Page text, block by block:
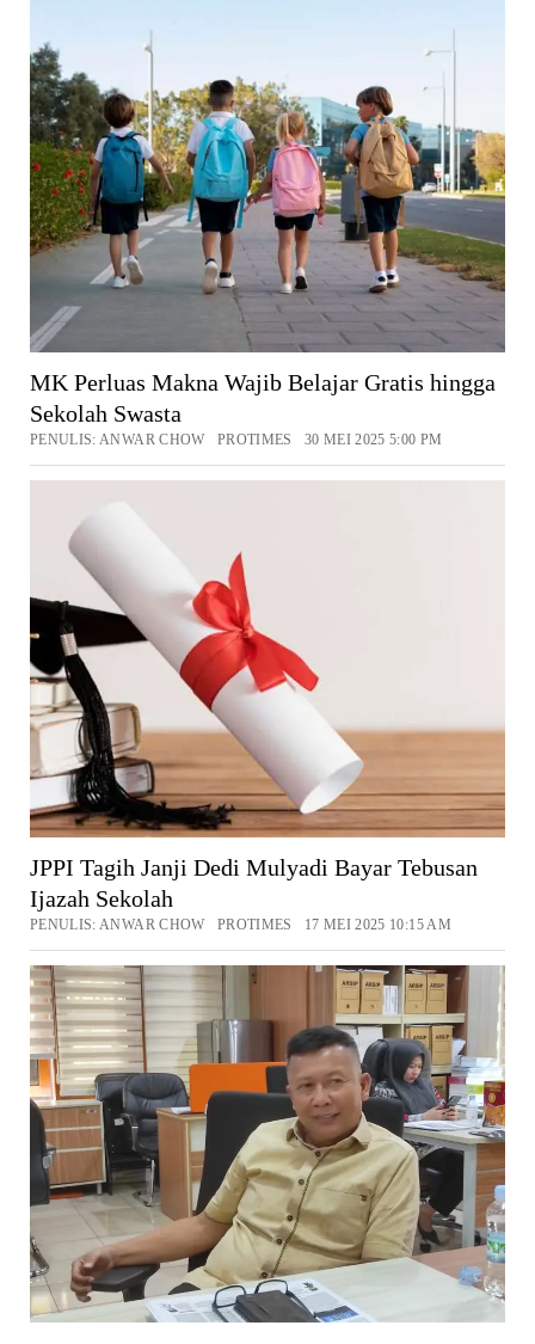
MK Perluas Makna Wajib Belajar Gratis hingga
Sekolah Swasta
PENULIS: ANWAR CHOW PROTIMES 30 MEI 2025 5:00 PM
JPPI Tagih Janji Dedi Mulyadi Bayar Tebusan
Ijazah Sekolah
PENULIS: ANWAR CHOW PROTIMES 17 MEI 2025 10:15 AM